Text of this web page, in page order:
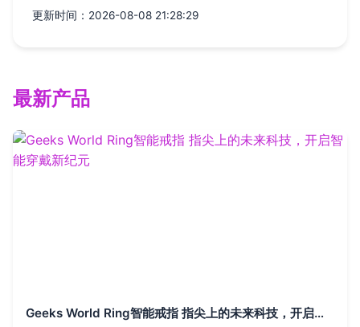
更新时间：2026-08-08 21:28:29
最新产品
Geeks World Ring智能戒指 指尖上的未来科技，开启智能穿戴新纪元